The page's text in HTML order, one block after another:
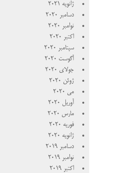
ژانویه 2021
دسامبر 2020
نوامبر 2020
اکتبر 2020
سپتامبر 2020
آگوست 2020
جولای 2020
ژوئن 2020
می 2020
آوریل 2020
مارس 2020
فوریه 2020
ژانویه 2020
دسامبر 2019
نوامبر 2019
اکتبر 2019